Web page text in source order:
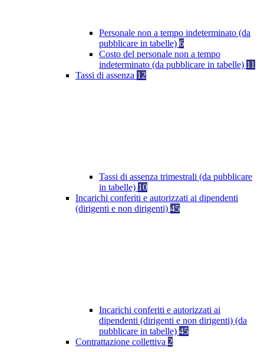
Personale non a tempo indeterminato (da
pubblicare in tabelle) 6
Costo del personale non a tempo
indeterminato (da pubblicare in tabelle) 11
Tassi di assenza 12
Tassi di assenza trimestrali (da pubblicare
in tabelle) 10
Incarichi conferiti e autorizzati ai dipendenti
(dirigenti e non dirigenti) 45
Incarichi conferiti e autorizzati ai
dipendenti (dirigenti e non dirigenti) (da
pubblicare in tabelle) 45
Contrattazione collettiva 2